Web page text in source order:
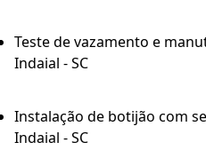
Teste de vazamento e
Indaial - SC
Instalação de botijão com
Indaial - SC